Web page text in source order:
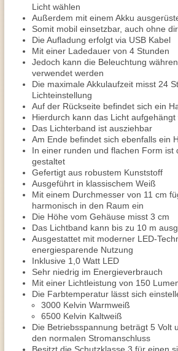
Licht wählen
Außerdem mit einem Akku
Somit mobil einsetzbar, auch ohne
Die Aufladung erfolgt via USB Kabel
Mit einer Ladedauer von 4 Stunden
Jedoch kann die Beleuchtung
verwendet werden
Die maximale Akkulaufzeit misst 24
Lichteinstellung
Auf der Rückseite befindet sich ein
Hierdurch kann das Licht aufgehängt
Das Lichterband ist ausziehbar
Am Ende befindet sich ebenfalls ein
In einer runden und flachen Form ist
gestaltet
Gefertigt aus robustem Kunststoff
Ausgeführt in klassischem Weiß
Mit einem Durchmesser von 11 cm
harmonisch in den Raum ein
Die Höhe vom Gehäuse misst 3 cm
Das Lichtband kann bis zu 10 m
Ausgestattet mit moderner LED-
energiesparende Nutzung
Inklusive 1,0 Watt LED
Sehr niedrig im Energieverbrauch
Mit einer Lichtleistung von 150
Die Farbtemperatur lässt sich
3000 Kelvin Warmweiß
6500 Kelvin Kaltweiß
Die Betriebsspannung beträgt 5 Volt
den normalen Stromanschluss